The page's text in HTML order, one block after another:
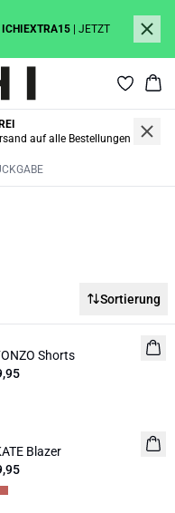
ICHIEXTRA15
| JETZT
auf alle Bestellungen
Sortierung
Shorts
Blazer